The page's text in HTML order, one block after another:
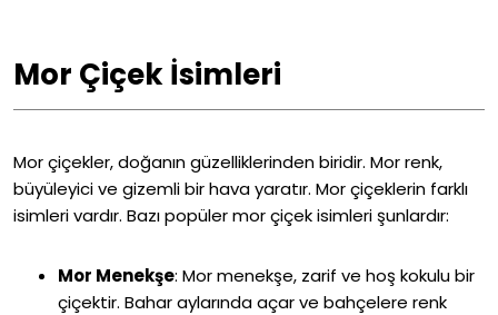
Mor Çiçek İsimleri
Mor çiçekler, doğanın güzelliklerinden biridir. Mor renk,
büyüleyici ve gizemli bir hava yaratır. Mor çiçeklerin farklı
isimleri vardır. Bazı popüler mor çiçek isimleri şunlardır:
Mor Menekşe: Mor menekşe, zarif ve hoş kokulu bir
çiçektir. Bahar aylarında açar ve bahçelere renk